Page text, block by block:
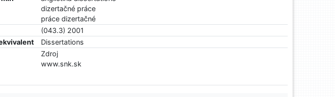
dizertačné práce
práce dizertačné
(043.3) 2001
Dissertations
Zdroj
www.snk.sk